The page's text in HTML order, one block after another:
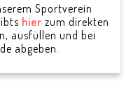
Sportverein
hier zum direkten
ausfüllen und bei
abgeben.